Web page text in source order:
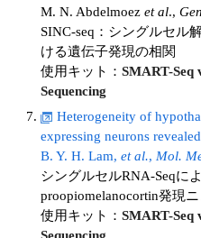
M. N. Abdelmoez et al.,
SINC-seq：シングルセ
ける遺伝子発現の相関
使用キット： SMART-
Sequencing
Heterogeneity of
expressing neurons
B. Y. H. Lam, et al., Mol.
シングルセルRNA-Seqに
proopiomelanocortin発現
使用キット： SMART-